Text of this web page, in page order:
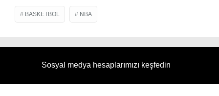
BASKETBOL NBA
Sosyal medya hesaplarımızı keşfedin